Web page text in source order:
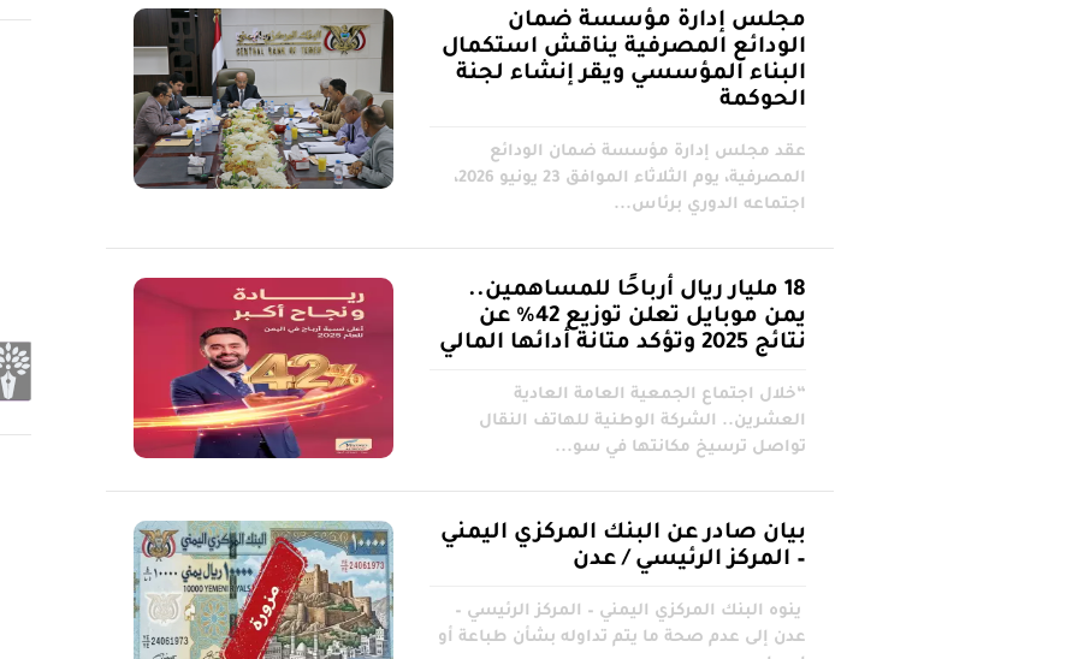
مجلس إدارة مؤسسة ضمان
الودائع المصرفية يناقش استكمال
البناء المؤسسي ويقر إنشاء لجنة
الحوكمة
عقد مجلس إدارة مؤسسة ضمان الودائع
المصرفية، يوم الثلاثاء الموافق 23 يونيو 2026،
اجتماعه الدوري برئاس...
18 مليار ريال أرباحًا للمساهمين..
يمن موبايل تعلن توزيع 42% عن
نتائج 2025 وتؤكد متانة أدائها المالي
“خلال اجتماع الجمعية العامة العادية
العشرين.. الشركة الوطنية للهاتف النقال
تواصل ترسيخ مكانتها في سو...
بيان صادر عن البنك المركزي اليمني
– المركز الرئيسي / عدن
ينوه البنك المركزي اليمني – المركز الرئيسي –
عدن إلى عدم صحة ما يتم تداوله بشأن طباعة أو